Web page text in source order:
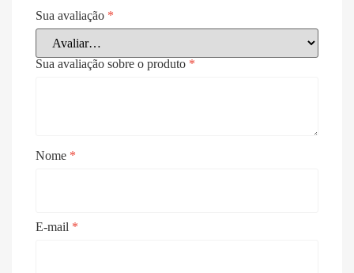
Sua avaliação *
Sua avaliação sobre o produto *
Nome *
E-mail *